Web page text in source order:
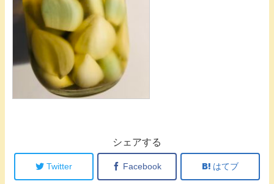
シェアする
Twitter Facebook はてブ